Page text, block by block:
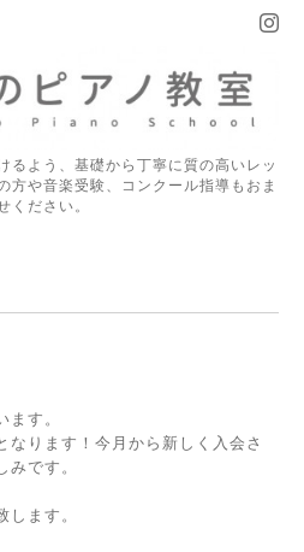
るよう、基礎から丁寧に質の高いレッ
方や音楽受験、コンクール指導もおま
ください。
ます。
なります！今月から新しく入会さ
みです。
ます。